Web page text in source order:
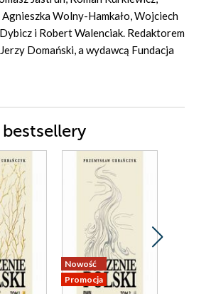
Agnieszka Wolny-Hamkało, Wojciech
i Robert Walenciak. Redaktorem
Domański, a wydawcą Fundacja
Nowość
Promocja